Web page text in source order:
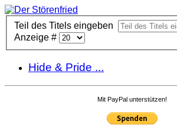
Teil des Titels eingeben
Anzeige #
Hide & Pride ...
Mit PayPal unterstützen!